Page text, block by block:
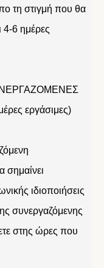
τη στιγμή που θα
4-6 ημέρες
εργάσιμες)
σημαίνει
ιδιοποιήσεις
συνεργαζόμενης
στης ώρες που